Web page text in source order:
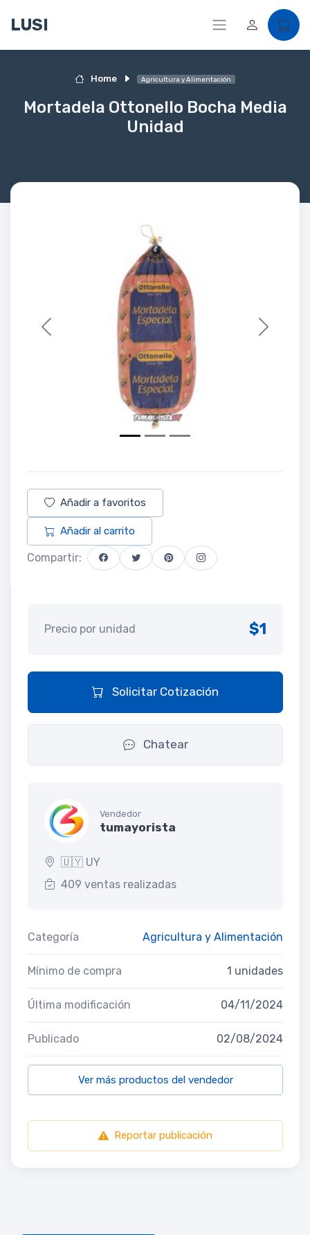
LUSI
Home Agricultura y Alimentación
Mortadela Ottonello Bocha Media
Unidad
Previous Next
Añadir a favoritos
Añadir al carrito
Compartir:
Precio por unidad $1
Solicitar Cotización
Chatear
Vendedor
tumayorista
🇺🇾 UY
409 ventas realizadas
Categoría Agricultura y Alimentación
Mínimo de compra 1 unidades
Última modificación 04/11/2024
Publicado 02/08/2024
Ver más productos del vendedor
Reportar publicación